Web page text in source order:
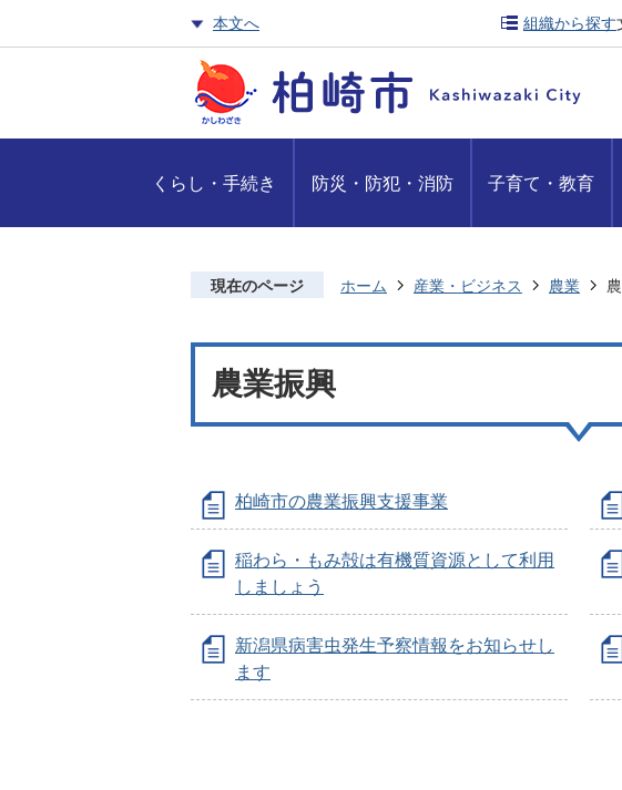
本文へ 組織から探す
くらし・手続き 防災・防犯・消防 子育て・教育
現在のページ ホーム 産業・ビジネス 農業
農業振興
柏崎市の農業振興支援事業
稲わら・もみ殻は有機質資源として利用
しましょう
新潟県病害虫発生予察情報をお知らせし
ます